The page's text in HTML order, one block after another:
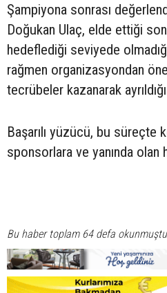
Şampiyona sonrası
Doğukan Ulaç, elde ettiği
hedeflediği seviyede
rağmen organizasyondan
tecrübeler kazanarak
Başarılı yüzücü, bu süreçte
sponsorlara ve yanında
Bu haber toplam 64 defa